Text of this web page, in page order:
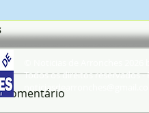
comentário
Todos os direitos reservados